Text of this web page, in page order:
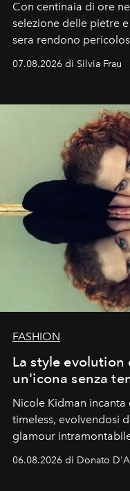
Con centinaia di ore
selezione delle pietre
sera rendono
07.08.2026 di Silvia Frau
FASHION
La style
un'icona senza
Nicole Kidman
timeless, evolvendosi
glamour
06.08.2026 di Donato